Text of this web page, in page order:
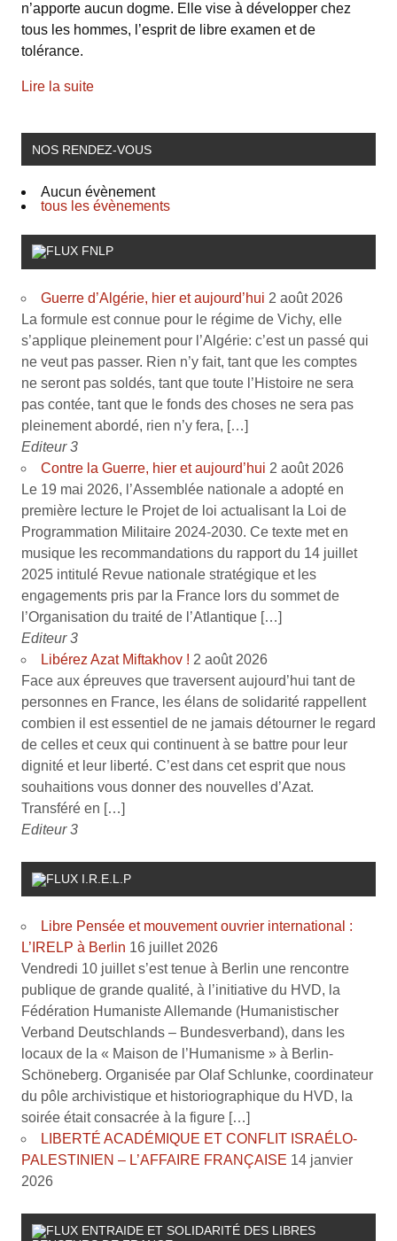
n’apporte aucun dogme. Elle vise à développer chez
tous les hommes, l’esprit de libre examen et de
tolérance.
Lire la suite
NOS RENDEZ-VOUS
Aucun évènement
tous les évènements
FNLP
Guerre d’Algérie, hier et aujourd’hui 2 août 2026
La formule est connue pour le régime de Vichy, elle
s’applique pleinement pour l’Algérie: c’est un passé qui
ne veut pas passer. Rien n’y fait, tant que les comptes
ne seront pas soldés, tant que toute l’Histoire ne sera
pas contée, tant que le fonds des choses ne sera pas
pleinement abordé, rien n’y fera, […]
Editeur 3
Contre la Guerre, hier et aujourd’hui 2 août 2026
Le 19 mai 2026, l’Assemblée nationale a adopté en
première lecture le Projet de loi actualisant la Loi de
Programmation Militaire 2024-2030. Ce texte met en
musique les recommandations du rapport du 14 juillet
2025 intitulé Revue nationale stratégique et les
engagements pris par la France lors du sommet de
l’Organisation du traité de l’Atlantique […]
Editeur 3
Libérez Azat Miftakhov ! 2 août 2026
Face aux épreuves que traversent aujourd’hui tant de
personnes en France, les élans de solidarité rappellent
combien il est essentiel de ne jamais détourner le regard
de celles et ceux qui continuent à se battre pour leur
dignité et leur liberté. C’est dans cet esprit que nous
souhaitions vous donner des nouvelles d’Azat.
Transféré en […]
Editeur 3
I.R.E.L.P
Libre Pensée et mouvement ouvrier international :
L’IRELP à Berlin 16 juillet 2026
Vendredi 10 juillet s’est tenue à Berlin une rencontre
publique de grande qualité, à l’initiative du HVD, la
Fédération Humaniste Allemande (Humanistischer
Verband Deutschlands – Bundesverband), dans les
locaux de la « Maison de l’Humanisme » à Berlin-
Schöneberg. Organisée par Olaf Schlunke, coordinateur
du pôle archivistique et historiographique du HVD, la
soirée était consacrée à la figure […]
LIBERTÉ ACADÉMIQUE ET CONFLIT ISRAÉLO-
PALESTINIEN – L’AFFAIRE FRANÇAISE 14 janvier
2026
ENTRAIDE ET SOLIDARITÉ DES LIBRES